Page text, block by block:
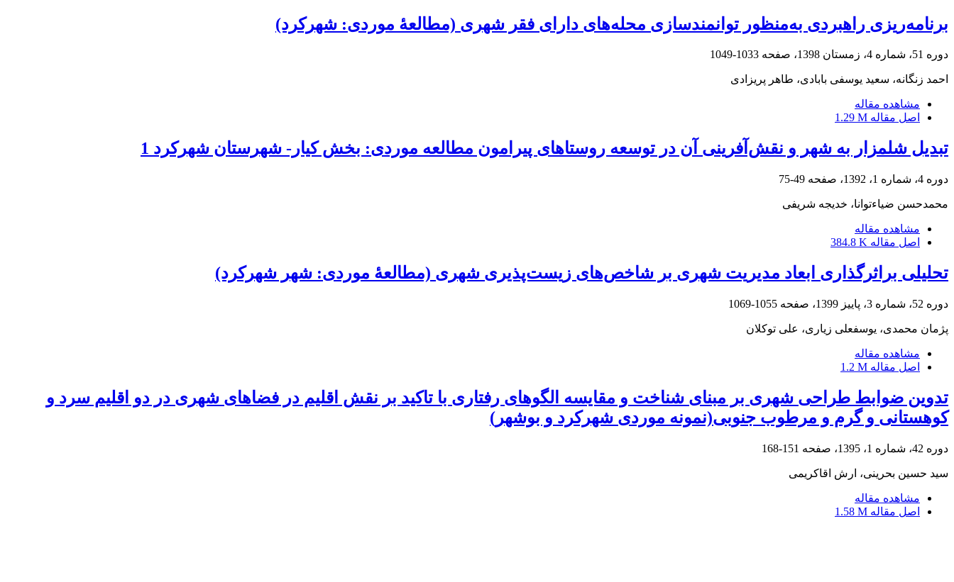
برنامه‌ریزی راهبردی به‌منظور توانمندسازی محله‌های دارای فقر شهری (مطالعۀ موردی: شهرکرد)
دوره 51، شماره 4، زمستان 1398، صفحه 1033-1049
احمد زنگانه، سعید یوسفی بابادی، طاهر پریزادی
مشاهده مقاله
اصل مقاله 1.29 M
تبدیل شلمزار به شهر و نقش‌آفرینی آن در توسعه روستاهای پیرامون مطالعه موردی: بخش کیار- شهرستان شهرکرد 1
دوره 4، شماره 1، 1392، صفحه 49-75
محمدحسن ضیاءتوانا، خدیجه شریفی
مشاهده مقاله
اصل مقاله 384.8 K
تحلیلی براثرگذاری ابعاد مدیریت شهری بر شاخص‌های زیست‌پذیری شهری (مطالعۀ موردی: شهر شهرکرد)
دوره 52، شماره 3، پاییز 1399، صفحه 1055-1069
پژمان محمدی، یوسفعلی زیاری، علی توکلان
مشاهده مقاله
اصل مقاله 1.2 M
تدوین ضوابط طراحی شهری بر مبنای شناخت و مقایسه الگوهای رفتاری با تاکید بر نقش اقلیم در فضاهای شهری در دو اقلیم سرد و
کوهستانی و گرم و مرطوب جنوبی(نمونه موردی شهرکرد و بوشهر)
دوره 42، شماره 1، 1395، صفحه 151-168
سید حسین بحرینی، ارش اقاکریمی
مشاهده مقاله
اصل مقاله 1.58 M